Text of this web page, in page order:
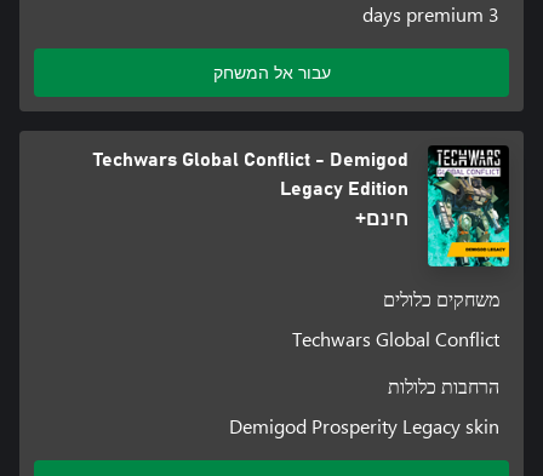
3 days premium
עבור אל המשחק
Techwars Global Conflict - Demigod
Legacy Edition
חינם+
משחקים כלולים
Techwars Global Conflict
הרחבות כלולות
Demigod Prosperity Legacy skin